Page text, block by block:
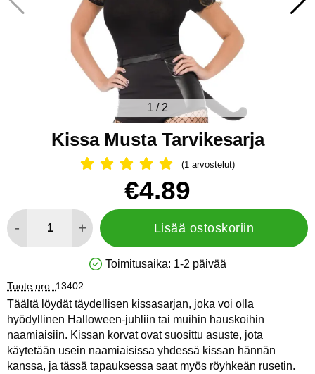
1 / 2
Kissa Musta Tarvikesarja
Arvostelu: 5 Tähdet, Ohita kaikki
(1 arvostelut)
hinta
€4.89
- + Lisää ostoskoriin
Saatavuus: Varastossa
Toimitusaika: 1-2 päivää
Tuote nro: 13402
Täältä löydät täydellisen kissasarjan, joka voi olla
hyödyllinen Halloween-juhliin tai muihin hauskoihin
naamiaisiin. Kissan korvat ovat suosittu asuste, jota
käytetään usein naamiaisissa yhdessä kissan hännän
kanssa, ja tässä tapauksessa saat myös röyhkeän rusetin.